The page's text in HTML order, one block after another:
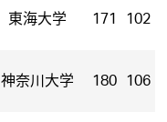
東海大学 171 102
神奈川大学 180 106